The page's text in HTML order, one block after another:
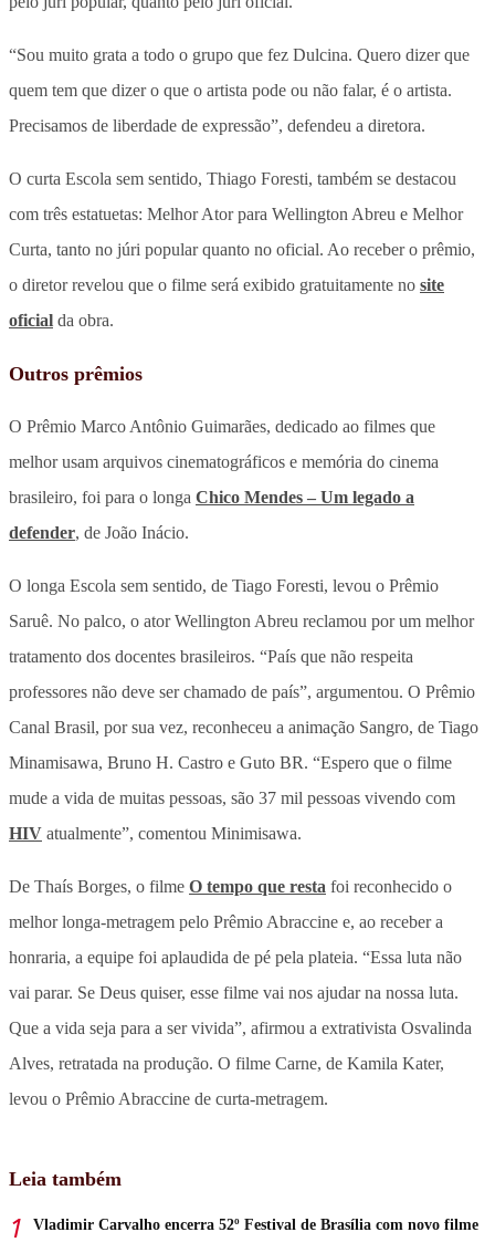
“Sou muito grata a todo o grupo que fez Dulcina. Quero dizer que
quem tem que dizer o que o artista pode ou não falar, é o artista.
Precisamos de liberdade de expressão”, defendeu a diretora.
O curta Escola sem sentido, Thiago Foresti, também se destacou
com três estatuetas: Melhor Ator para Wellington Abreu e Melhor
Curta, tanto no júri popular quanto no oficial. Ao receber o prêmio,
o diretor revelou que o filme será exibido gratuitamente no site
oficial da obra.
Outros prêmios
O Prêmio Marco Antônio Guimarães, dedicado ao filmes que
melhor usam arquivos cinematográficos e memória do cinema
brasileiro, foi para o longa Chico Mendes – Um legado a
defender, de João Inácio.
O longa Escola sem sentido, de Tiago Foresti, levou o Prêmio
Saruê. No palco, o ator Wellington Abreu reclamou por um melhor
tratamento dos docentes brasileiros. “País que não respeita
professores não deve ser chamado de país”, argumentou. O Prêmio
Canal Brasil, por sua vez, reconheceu a animação Sangro, de Tiago
Minamisawa, Bruno H. Castro e Guto BR. “Espero que o filme
mude a vida de muitas pessoas, são 37 mil pessoas vivendo com
HIV atualmente”, comentou Minimisawa.
De Thaís Borges, o filme O tempo que resta foi reconhecido o
melhor longa-metragem pelo Prêmio Abraccine e, ao receber a
honraria, a equipe foi aplaudida de pé pela plateia. “Essa luta não
vai parar. Se Deus quiser, esse filme vai nos ajudar na nossa luta.
Que a vida seja para a ser vivida”, afirmou a extrativista Osvalinda
Alves, retratada na produção. O filme Carne, de Kamila Kater,
levou o Prêmio Abraccine de curta-metragem.
Leia também
Vladimir Carvalho encerra 52º Festival de Brasília com novo filme